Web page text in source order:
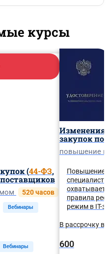
курсы
(44-ФЗ,
520 часов
Вебинары
Вебинары
Изменения
закупок по
повышение
Повышение
охватывает
правила
режим в IT-
В рассрочку в
600